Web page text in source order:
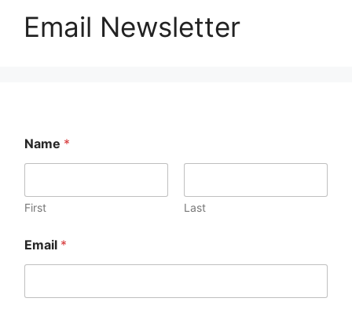
Email Newsletter
*
*
Name *
First Last
Email *